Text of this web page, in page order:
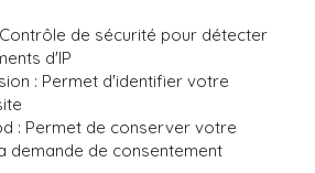
de sécurité pour détecter
d'IP
: Permet d'identifier votre
: Permet de conserver votre
demande de consentement